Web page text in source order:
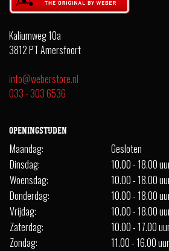
Kaliumweg 10a
3812 PT Amersfoort
info@weberstore.nl
033 - 303 6536
OPENINGSTIJDEN
Maandag:
Gesloten
Dinsdag:
10.00 - 18.00
Woensdag:
10.00 - 18.00
Donderdag:
10.00 - 18.00
Vrijdag:
10.00 - 18.00
Zaterdag:
10.00 - 17.00
Zondag:
11.00 - 16.00 uur